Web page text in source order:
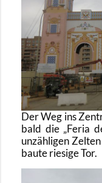
Der Weg ins
bald die
Feria
un­zäh­li­gen
bau­te rie­si­ge Tor.